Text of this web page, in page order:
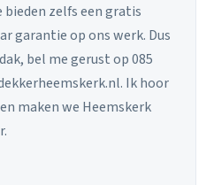
zelfs een gratis
garantie op ons werk. Dus
bel me gerust op 085
Ik hoor
maken we Heemskerk